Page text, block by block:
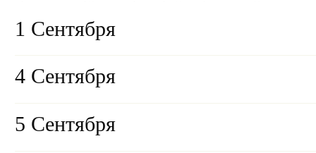
1 Сентября
4 Сентября
5 Сентября